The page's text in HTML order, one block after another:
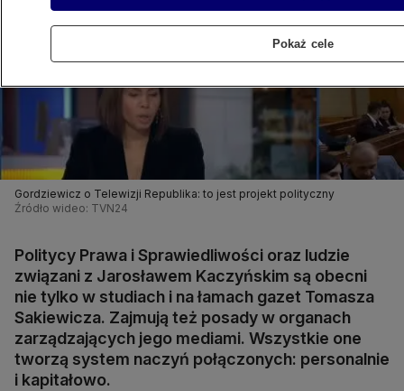
Gordziewicz o Telewizji Republika: to jest projekt polityczny
Źródło wideo: TVN24
Politycy Prawa i Sprawiedliwości oraz ludzie
związani z Jarosławem Kaczyńskim są obecni
nie tylko w studiach i na łamach gazet Tomasza
Sakiewicza. Zajmują też posady w organach
zarządzających jego mediami. Wszystkie one
tworzą system naczyń połączonych: personalnie
i kapitałowo.
Pokaż cele